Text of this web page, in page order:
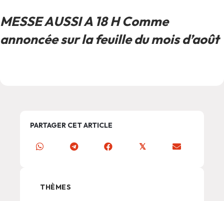
MESSE AUSSI A 18 H Comme
annoncée sur la feuille du mois d’août
PARTAGER CET ARTICLE
𝕏
THÈMES